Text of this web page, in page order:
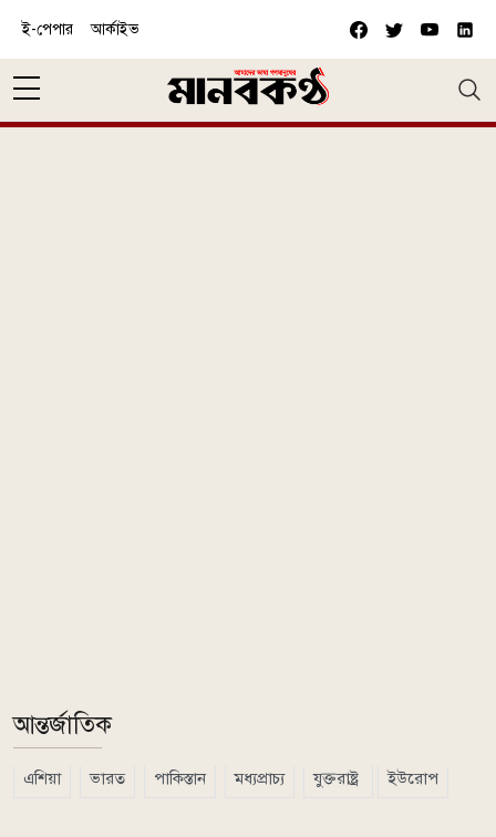
ই-পেপার আর্কাইভ
আন্তর্জাতিক
এশিয়া ভারত পাকিস্তান মধ্যপ্রাচ্য যুক্তরাষ্ট্র ইউরোপ